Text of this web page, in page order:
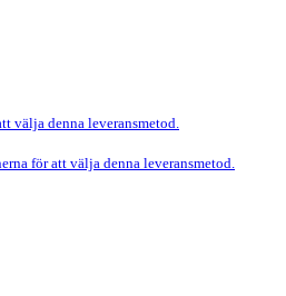
välja denna leveransmetod.
för att välja denna leveransmetod.